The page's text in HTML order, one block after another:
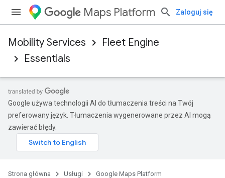
Maps Platform Zaloguj się
Mobility Services
Fleet Engine
Essentials
Google używa technologii AI do tłumaczenia treści na Twój
preferowany język. Tłumaczenia wygenerowane przez AI mogą
zawierać błędy.
Strona główna Usługi
Google Maps Platform